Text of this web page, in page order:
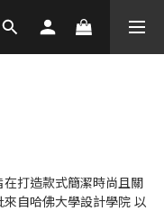
打造款式簡潔時尚且關
自哈佛大學設計學院 以